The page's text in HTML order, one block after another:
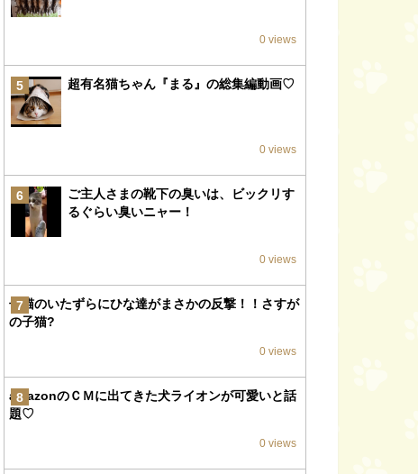
0 views
5 超有名猫ちゃん『まる』の総集編動画♡
0 views
6
ご主人さまの靴下の臭いは、ビックリす
るぐらい臭いニャー！
0 views
7
子猫のいたずらにひな達がまさかの反撃！！さすが
の子猫?
0 views
8
amazonのＣＭに出てきた犬ライオンが可愛いと話
題♡
0 views